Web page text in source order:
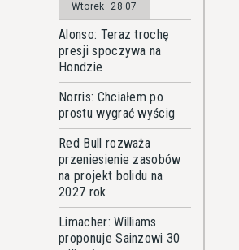
Wtorek 28.07
Alonso: Teraz trochę
presji spoczywa na
Hondzie
Norris: Chciałem po
prostu wygrać wyścig
Red Bull rozważa
przeniesienie zasobów
na projekt bolidu na
2027 rok
Limacher: Williams
proponuje Sainzowi 30